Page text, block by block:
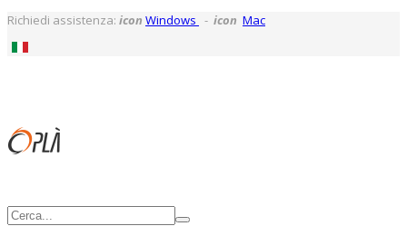
Richiedi assistenza: icon Windows - icon Mac